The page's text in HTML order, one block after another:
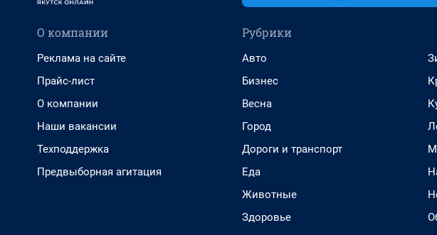
О компании
Реклама на сайте
Прайс-лист
О компании
Наши вакансии
Техподдержка
Предвыборная агитация
Рубрики
Авто
Бизнес
Весна
Город
Дороги и транспорт
Еда
Животные
Здоровье